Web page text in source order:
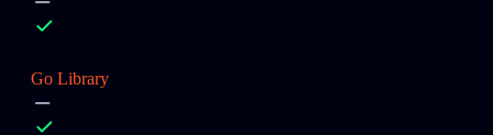
Go Library